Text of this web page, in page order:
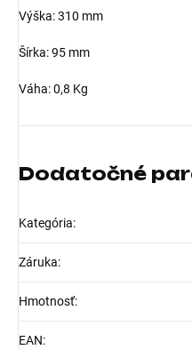
Výška: 310 mm
Šírka: 95 mm
Váha: 0,8 Kg
Dodatočné
Kategória:
Záruka:
Hmotnosť:
EAN: